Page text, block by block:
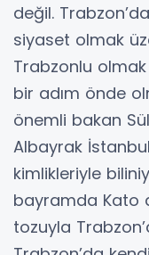
değil.
siyaset olmak
Trabzonlu
bir adım önde
önemli bakan
Albayrak
kimlikleriyle
bayramda Kato
tozuyla